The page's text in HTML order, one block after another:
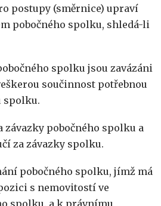
postupy (směrnice) upraví
pobočného spolku, shledá-li
spolku jsou zavázáni
součinnost potřebnou
spolku.
závazky pobočného spolku a
za závazky spolku.
pobočného spolku, jímž má
s nemovitostí ve